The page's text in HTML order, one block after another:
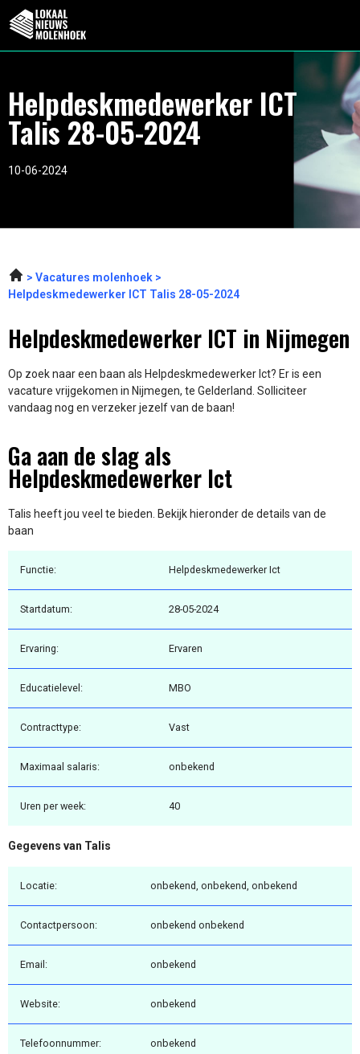
Helpdeskmedewerker ICT
Talis 28-05-2024
10-06-2024
Vacatures molenhoek
Helpdeskmedewerker ICT Talis 28-05-2024
Helpdeskmedewerker ICT in Nijmegen
Op zoek naar een baan als Helpdeskmedewerker Ict? Er is een
vacature vrijgekomen in Nijmegen, te Gelderland. Solliciteer
vandaag nog en verzeker jezelf van de baan!
Ga aan de slag als
Helpdeskmedewerker Ict
Talis heeft jou veel te bieden. Bekijk hieronder de details van de
baan
Functie: Helpdeskmedewerker Ict
Startdatum: 28-05-2024
Ervaring: Ervaren
Educatielevel: MBO
Contracttype: Vast
Maximaal salaris: onbekend
Uren per week: 40
Gegevens van Talis
Locatie: onbekend, onbekend, onbekend
Contactpersoon: onbekend onbekend
Email: onbekend
Website: onbekend
Telefoonnummer: onbekend